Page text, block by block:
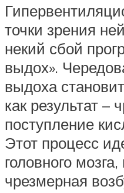
точки зрения
некий сбой
выдох».
выдоха
как результат –
поступление
Этот процесс
головного
чрезмерная